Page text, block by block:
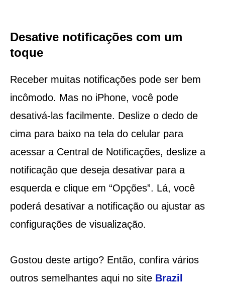
Desative notificações com um
toque
Receber muitas notificações pode ser bem
incômodo. Mas no iPhone, você pode
desativá-las facilmente. Deslize o dedo de
cima para baixo na tela do celular para
acessar a Central de Notificações, deslize a
notificação que deseja desativar para a
esquerda e clique em “Opções”. Lá, você
poderá desativar a notificação ou ajustar as
configurações de visualização.
Gostou deste artigo? Então, confira vários
outros semelhantes aqui no site Brazil